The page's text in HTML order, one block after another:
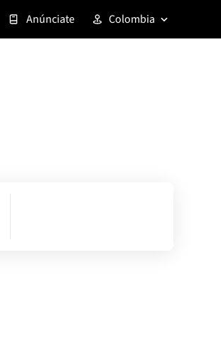
Anúnciate Colombia